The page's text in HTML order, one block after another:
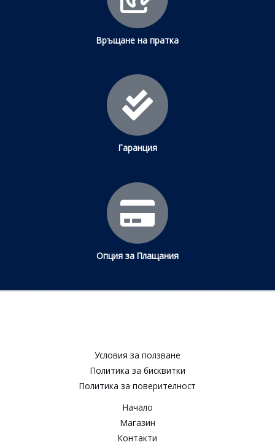
Връщане на пратка
Гаранция
Опция за Плащания
Условия за ползване​
Политика за бисквитки​
Политика за поверителност​
Начало
Магазин
Контакти